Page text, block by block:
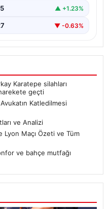
▲ +1.23%
▼ -0.63%
Karatepe silahları
geçti
Katledilmesi
ve Analizi
Lyon Maçı Özeti ve Tüm
ve bahçe mutfağı